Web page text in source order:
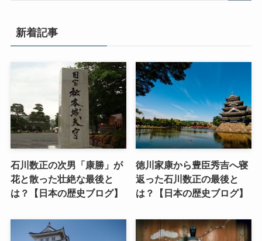
新着記事
石川数正の次男「康勝」が
花と散った壮絶な最後と
は？【日本の歴史ブログ】
徳川家康から豊臣秀吉へ寝
返った石川数正の最後と
は？【日本の歴史ブログ】